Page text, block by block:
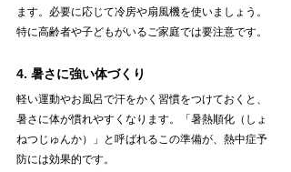
ます。必要に応じて冷房や扇風機を使いましょう。
特に高齢者や子どもがいるご家庭では要注意です。
4. 暑さに強い体づくり
軽い運動やお風呂で汗をかく習慣をつけておくと、
暑さに体が慣れやすくなります。「暑熱順化（しょ
ねつじゅんか）」と呼ばれるこの準備が、熱中症予
防には効果的です。